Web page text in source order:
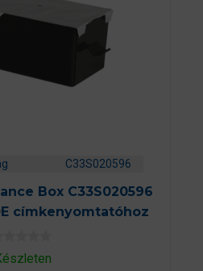
C33S020596
Box C33S020596
címkenyomtatóhoz